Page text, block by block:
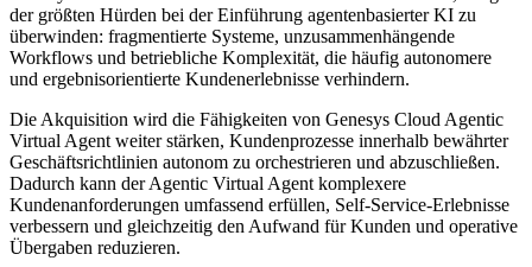
der größten Hürden bei der Einführung agentenbasierter KI zu
überwinden: fragmentierte Systeme, unzusammenhängende
Workflows und betriebliche Komplexität, die häufig autonomere
und ergebnisorientierte Kundenerlebnisse verhindern.
Die Akquisition wird die Fähigkeiten von Genesys Cloud Agentic
Virtual Agent weiter stärken, Kundenprozesse innerhalb bewährter
Geschäftsrichtlinien autonom zu orchestrieren und abzuschließen.
Dadurch kann der Agentic Virtual Agent komplexere
Kundenanforderungen umfassend erfüllen, Self-Service-Erlebnisse
verbessern und gleichzeitig den Aufwand für Kunden und operative
Übergaben reduzieren.